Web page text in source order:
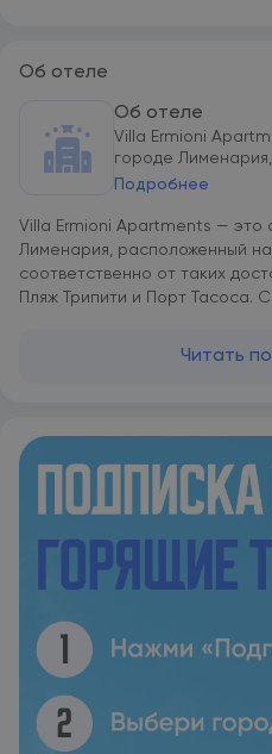
Об отеле
Об отеле
Villa Ermioni
городе
Подробнее
Villa Ermioni Apartments — это
Лименария, расположенный
соответственно от таких
Пляж Трипити и Порт Тасоса.
всей территории. Также на
и феном. C террасы
единицах размещения есть
со спутниковыми каналами.
плита. Кроме того, среди
чайник. Villa Ermioni Apartments располагается на
расстоянии 16 км и 16 км
достопримечательностей,
находится в 59 км.
Читать